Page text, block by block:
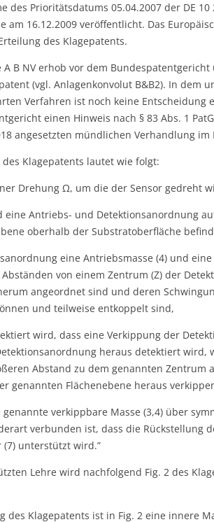
Prioritätsdatums 05.04.2007 der DE 10
am 16.12.2009 veröffentlicht. Das
des Klagepatents.
B NV erhob vor dem Bundespatentgericht
(vgl. Anlagenkonvolut B&B2). In dem
Verfahren ist noch keine Entscheidung
einen Hinweis nach § 83 Abs. 1
angesetzten mündlichen Verhandlung
Klagepatents lautet wie folgt:
Drehung Ω, um die der Sensor gedreht
eine Antriebs- und Detektionsanordnung
oberhalb der Substratoberfläche
eine Antriebsmasse (4) und eine
von einem Zentrum (Z) der
angeordnet sind und deren
und teilweise entkoppelt sind,
wird, dass eine Verkippung der
heraus detektiert wird,
Abstand zu dem genannten Zentrum
genannten Flächenebene heraus
verkippbare Masse (3,4) über
verbunden ist, dass die Rückstellung
unterstützt wird.”
Lehre wird nachfolgend Fig. 2 des
des Klagepatents ist in Fig. 2 eine innere